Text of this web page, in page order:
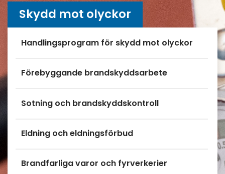
Skydd mot olyckor
Handlingsprogram för skydd mot olyckor
Förebyggande brandskyddsarbete
Sotning och brandskyddskontroll
Eldning och eldningsförbud
Brandfarliga varor och fyrverkerier